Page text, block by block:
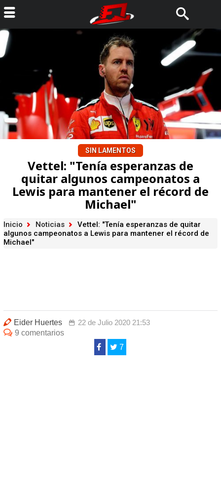
SIN LAMENTOS
Vettel: "Tenía esperanzas de
quitar algunos campeonatos a
Lewis para mantener el récord de
Michael"
Inicio Noticias
Vettel: "Tenía esperanzas de quitar
algunos campeonatos a Lewis para mantener el récord de
Michael"
Eider Huertes
22 de Julio 2020 21:53
9 comentarios
7